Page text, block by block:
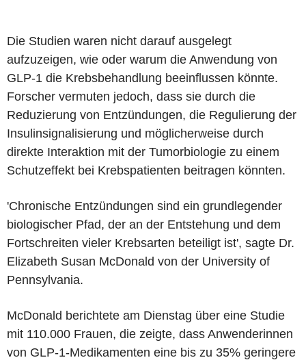
Die Studien waren nicht darauf ausgelegt
aufzuzeigen, wie oder warum die Anwendung von
GLP-1 die Krebsbehandlung beeinflussen könnte.
Forscher vermuten jedoch, dass sie durch die
Reduzierung von Entzündungen, die Regulierung der
Insulinsignalisierung und möglicherweise durch
direkte Interaktion mit der Tumorbiologie zu einem
Schutzeffekt bei Krebspatienten beitragen könnten.
'Chronische Entzündungen sind ein grundlegender
biologischer Pfad, der an der Entstehung und dem
Fortschreiten vieler Krebsarten beteiligt ist', sagte Dr.
Elizabeth Susan McDonald von der University of
Pennsylvania.
McDonald berichtete am Dienstag über eine Studie
mit 110.000 Frauen, die zeigte, dass Anwenderinnen
von GLP-1-Medikamenten eine bis zu 35% geringere